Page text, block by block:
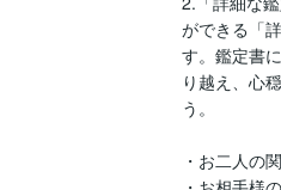
ができる「
す。鑑定書
り越え、心
う。
・お二人の